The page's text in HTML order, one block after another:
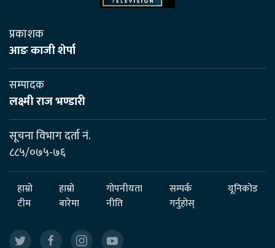
प्रकाशक
आङ काजी शेर्पा
सम्पादक
लक्ष्मी राज भण्डारी
सूचना विभाग दर्ता नं.
८८५/०७५-७६
हाम्रो
टीम
हाम्रो
बारेमा
गोपनीयता
नीति
सम्पर्क
गर्नुहोस्
यूनिकोड